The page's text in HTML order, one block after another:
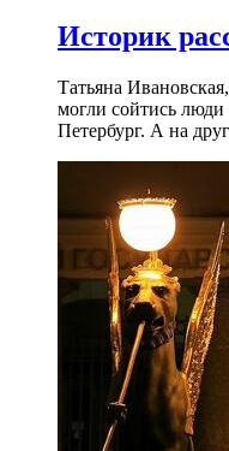
Историк
Татьяна
могли сойтись
Петербург. А на